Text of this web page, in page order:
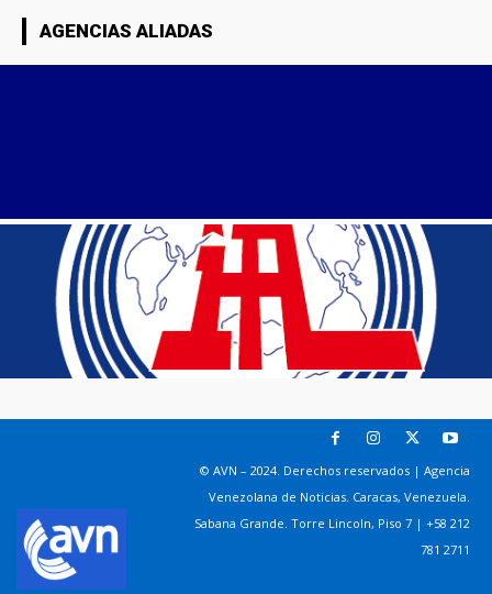
AGENCIAS ALIADAS
© AVN – 2024. Derechos reservados | Agencia
Venezolana de Noticias. Caracas, Venezuela.
Sabana Grande. Torre Lincoln, Piso 7 | +58 212
781 2711